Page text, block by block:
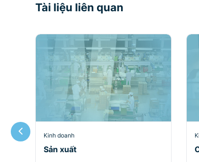
Tài liệu liên quan
Kinh doanh
Sản xuất